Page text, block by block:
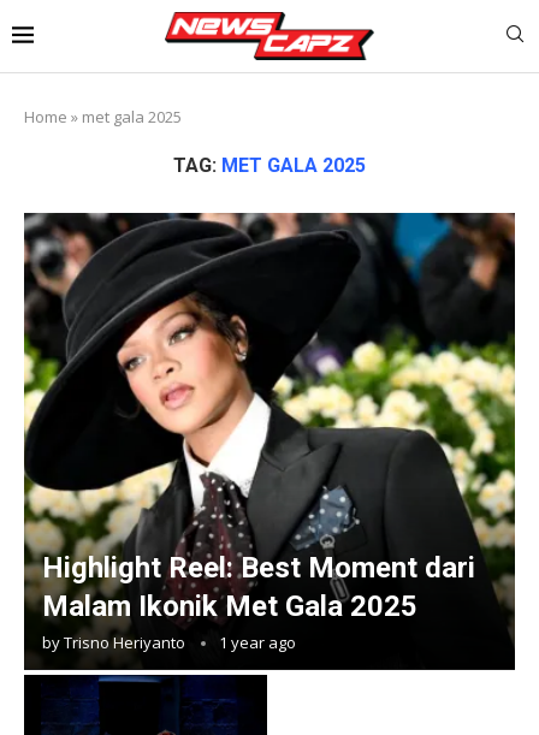
Home » met gala 2025
TAG: MET GALA 2025
Highlight Reel: Best Moment dari
Malam Ikonik Met Gala 2025
byTrisno Heriyanto 1 year ago